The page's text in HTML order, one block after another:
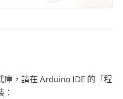
力平
，請在 Arduino IDE 的「程